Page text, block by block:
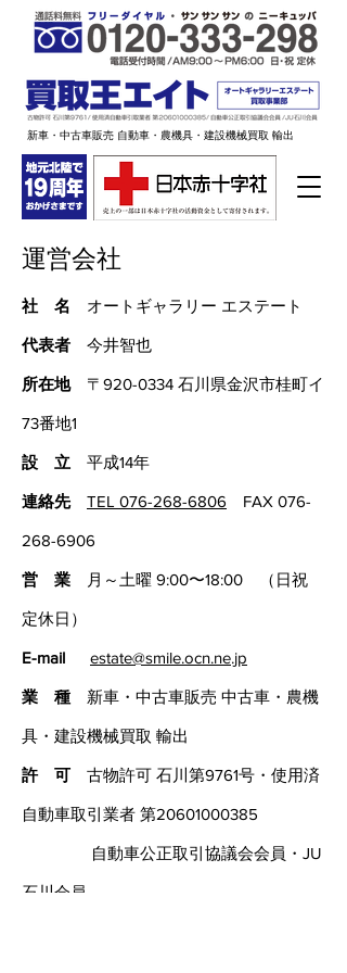
新車・中古車販売 自動車・農機具・建設機械買取 輸出
運営会社
社 名 オートギャラリー エステート
代表者 今井智也
所在地〒920-0334 石川県金沢市桂町イ
73番地1
設 立 平成14年
連絡先 TEL 076-268-6806 FAX 076-
268-6906
営 業 月～土曜 9:00〜18:00 （日祝
定休日）
E-mail estate@smile.ocn.ne.jp
業 種 新車・中古車販売 中古車・農機
具・建設機械買取 輸出
許 可 古物許可 石川第9761号・使用済
自動車取引業者 第20601000385
自動車公正取引協議会会員・JU
石川会員